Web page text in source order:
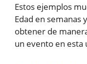
Estos ejemplos
Edad en semanas
obtener de
un evento en esta